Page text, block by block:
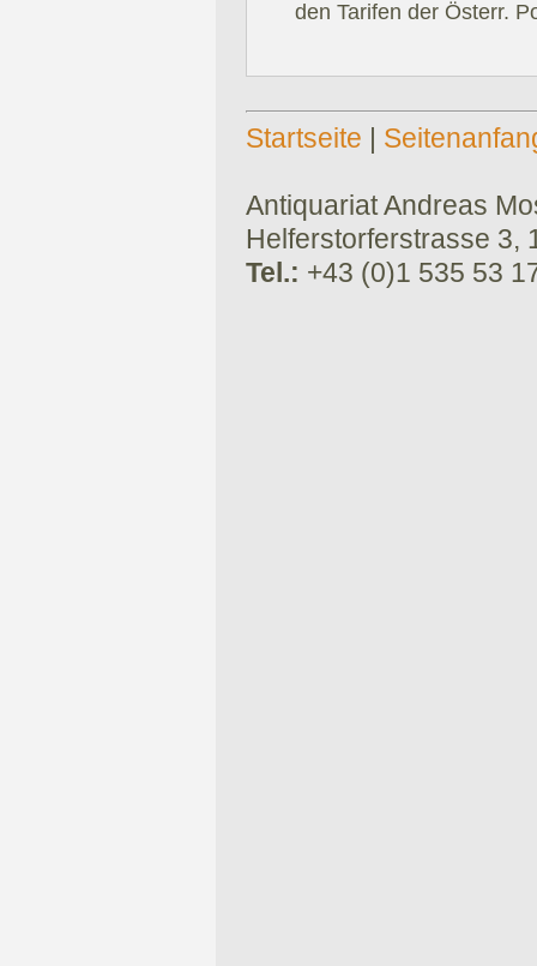
den Tarifen der Österr.
Startseite |
Antiquariat Andreas
Helferstorferstrasse 3,
Tel.: +43 (0)1 535 53